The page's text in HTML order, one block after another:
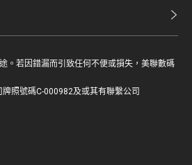
。若因錯漏而引致任何不便或損失，美聯數碼
照號碼C-000982及或其有聯繫公司